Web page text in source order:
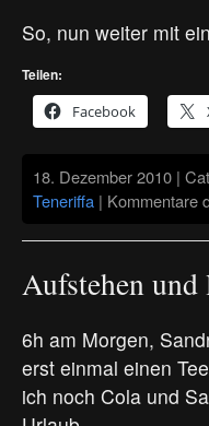
So, nun weiter mit
Teilen:
Facebook
18. Dezember 2010 |
Teneriffa | Kommentare
Aufstehen und
6h am Morgen,
erst einmal einen
ich noch Cola und